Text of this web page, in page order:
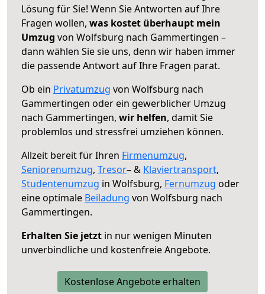
Lösung für Sie! Wenn Sie Antworten auf Ihre
Fragen wollen, was kostet überhaupt mein
Umzug von Wolfsburg nach Gammertingen –
dann wählen Sie sie uns, denn wir haben immer
die passende Antwort auf Ihre Fragen parat.
Ob ein Privatumzug von Wolfsburg nach
Gammertingen oder ein gewerblicher Umzug
nach Gammertingen, wir helfen, damit Sie
problemlos und stressfrei umziehen können.
Allzeit bereit für Ihren Firmenumzug,
Seniorenumzug, Tresor– & Klaviertransport,
Studentenumzug in Wolfsburg, Fernumzug oder
eine optimale Beiladung von Wolfsburg nach
Gammertingen.
Erhalten Sie jetzt in nur wenigen Minuten
unverbindliche und kostenfreie Angebote.
Kostenlose Angebote erhalten